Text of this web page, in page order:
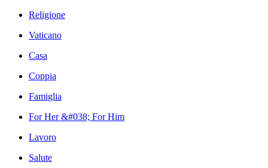
Religione
Vaticano
Casa
Coppia
Famiglia
For Her &#038; For Him
Lavoro
Salute